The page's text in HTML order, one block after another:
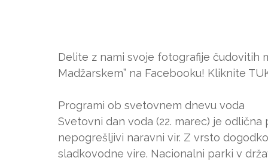
Delite z nami svoje fotografije čudovitih
Madžarskem” na Facebooku! Kliknite
Programi ob svetovnem dnevu voda
Svetovni dan voda (22. marec) je
nepogrešljivi naravni vir. Z vrsto
sladkovodne vire. Nacionalni parki v